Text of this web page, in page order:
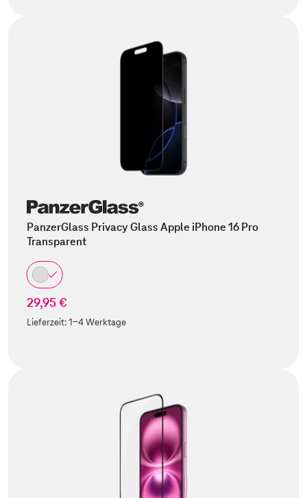
PanzerGlass Privacy Glass Apple iPhone 16 Pro
Transparent
29,95 €
Lieferzeit:1-4 Werktage